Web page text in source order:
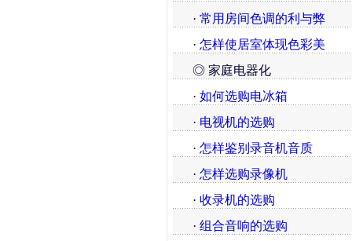
· 常用房间色调的利与弊
· 怎样使居室体现色彩美
◎ 家庭电器化
· 如何选购电冰箱
· 电视机的选购
· 怎样鉴别录音机音质
· 怎样选购录像机
· 收录机的选购
· 组合音响的选购